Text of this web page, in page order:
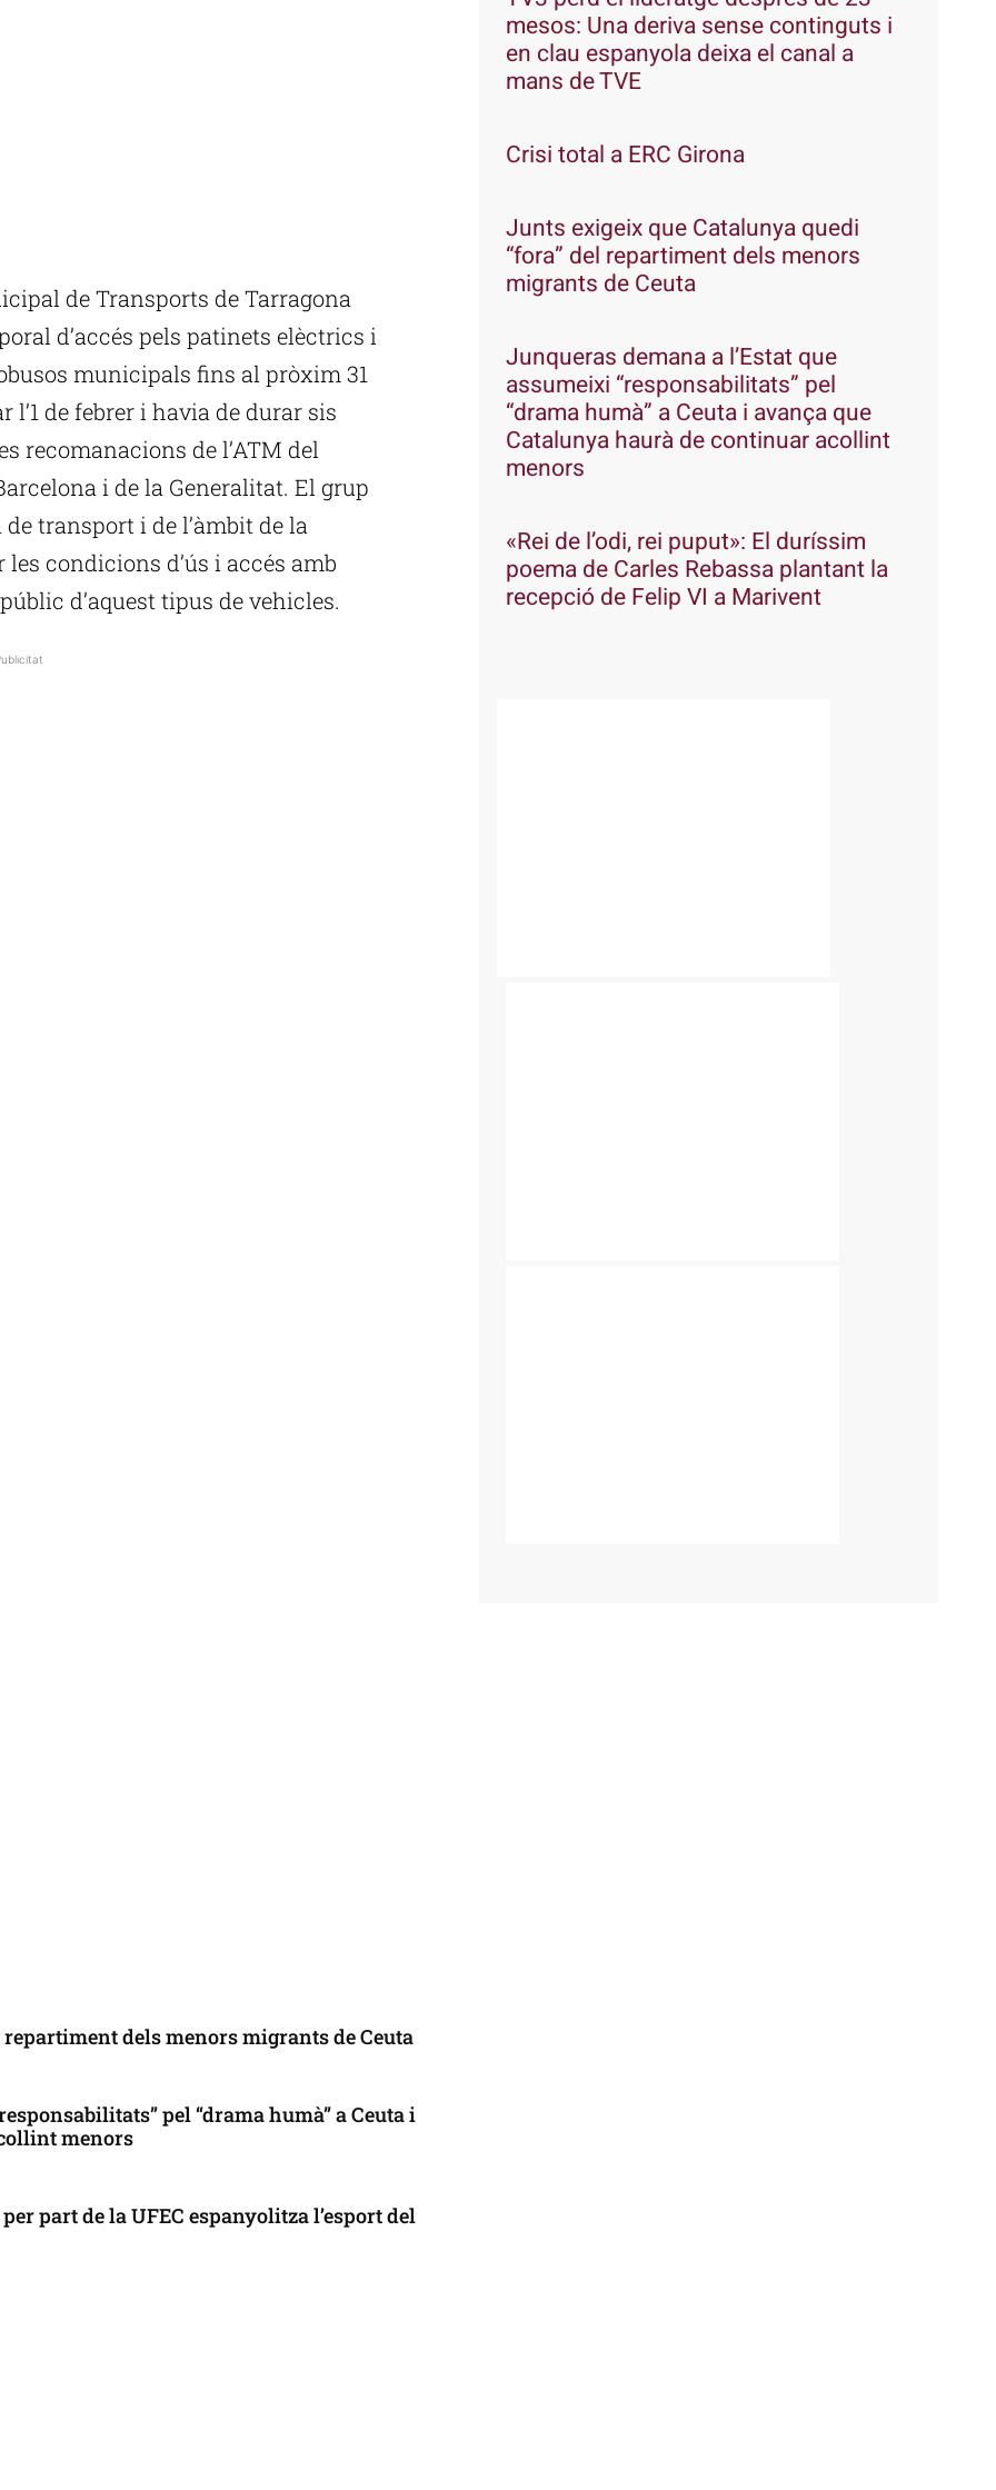
de Transports de Tarragona
d’accés pels patinets elèctrics i
municipals fins al pròxim 31
de febrer i havia de durar sis
recomanacions de l’ATM del
i de la Generalitat. El grup
transport i de l’àmbit de la
condicions d’ús i accés amb
d’aquest tipus de vehicles.
dels menors migrants de Ceuta
pel “drama humà” a Ceuta i
menors
part de la UFEC espanyolitza l’esport del
mesos: Una deriva sense continguts i
en clau espanyola deixa el canal a
mans de TVE
Crisi total a ERC Girona
Junts exigeix que Catalunya quedi
“fora” del repartiment dels menors
migrants de Ceuta
Junqueras demana a l’Estat que
assumeixi “responsabilitats” pel
“drama humà” a Ceuta i avança que
Catalunya haurà de continuar acollint
menors
«Rei de l’odi, rei puput»: El duríssim
poema de Carles Rebassa plantant la
recepció de Felip VI a Marivent